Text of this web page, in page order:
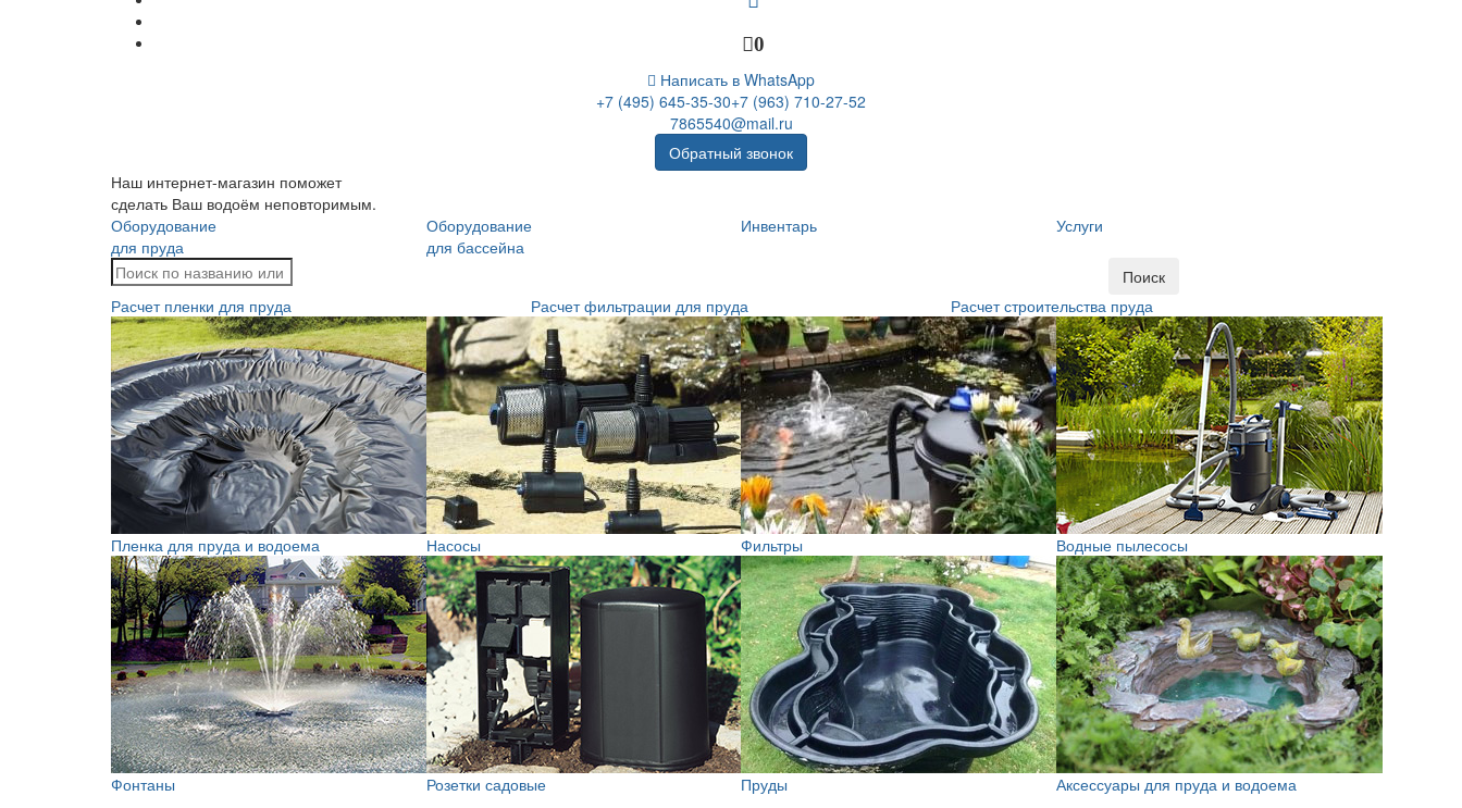
0
Написать в WhatsApp
+7 (495) 645-35-30+7 (963) 710-27-52
7865540@mail.ru
Обратный звонок
Наш интернет-магазин поможет
сделать Ваш водоём неповторимым.
Оборудование
для пруда
Оборудование
для бассейна
Инвентарь Услуги
Поиск
Расчет пленки для пруда
Расчет фильтрации для пруда Расчет строительства пруда
Пленка для пруда и водоема Насосы Фильтры Водные пылесосы
Фонтаны Розетки садовые Пруды
Аксессуары для пруда и водоема